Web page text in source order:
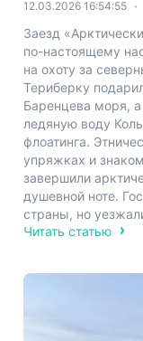
12.03.2026 16:54:55
Заезд
по-настоящему
на охоту за
Териберку
Баренцева моря, а
ледяную воду
флоатинга.
упряжках и
завершили
душевной ноте.
страны, но
Читать статью